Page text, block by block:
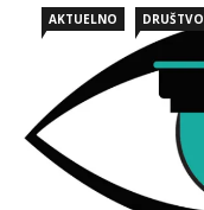
službama,
AKTUELNO DRUŠTVO